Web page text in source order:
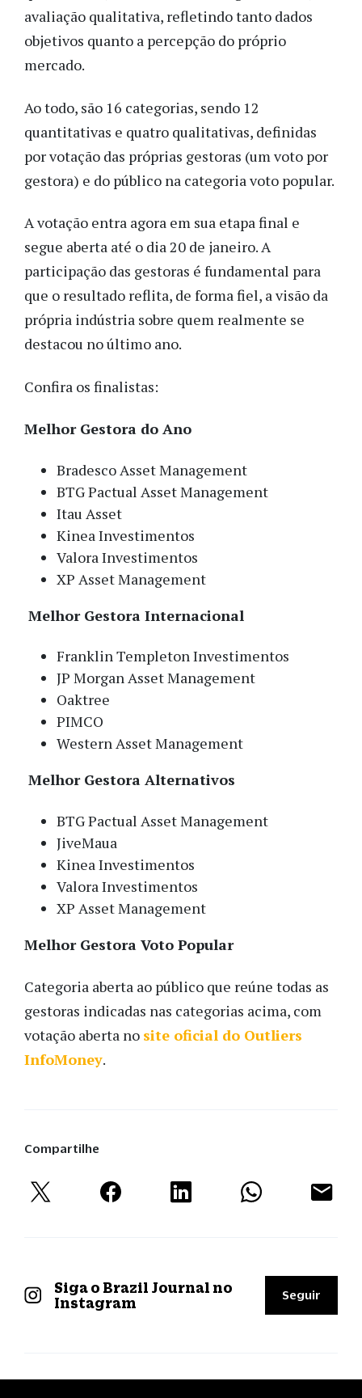
avaliação qualitativa, refletindo tanto dados
objetivos quanto a percepção do próprio
mercado.
Ao todo, são 16 categorias, sendo 12
quantitativas e quatro qualitativas, definidas
por votação das próprias gestoras (um voto por
gestora) e do público na categoria voto popular.
A votação entra agora em sua etapa final e
segue aberta até o dia 20 de janeiro. A
participação das gestoras é fundamental para
que o resultado reflita, de forma fiel, a visão da
própria indústria sobre quem realmente se
destacou no último ano.
Confira os finalistas:
Melhor Gestora do Ano
Bradesco Asset Management
BTG Pactual Asset Management
Itau Asset
Kinea Investimentos
Valora Investimentos
XP Asset Management
Melhor Gestora Internacional
Franklin Templeton Investimentos
JP Morgan Asset Management
Oaktree
PIMCO
Western Asset Management
Melhor Gestora Alternativos
BTG Pactual Asset Management
JiveMaua
Kinea Investimentos
Valora Investimentos
XP Asset Management
Melhor Gestora Voto Popular
Categoria aberta ao público que reúne todas as
gestoras indicadas nas categorias acima, com
votação aberta no site oficial do Outliers
InfoMoney.
Compartilhe
Siga o Brazil Journal no
Instagram
Seguir